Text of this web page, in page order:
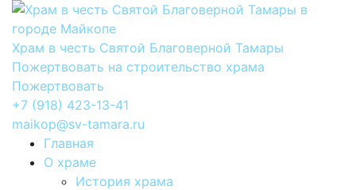
Храм в честь Святой Благоверной Тамары
Пожертвовать на строительство храма
Пожертвовать
+7 (918) 423-13-41
maikop@sv-tamara.ru
Главная
О храме
История храма